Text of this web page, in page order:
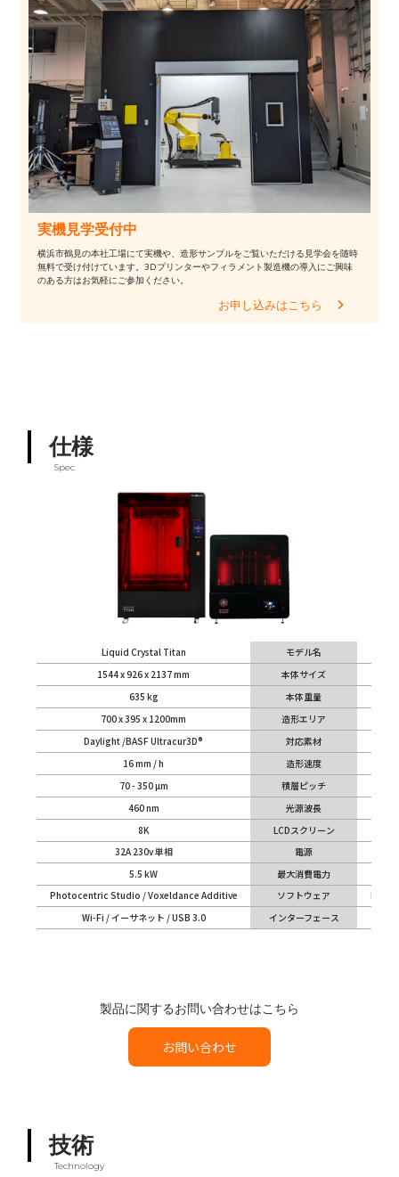
実機見学受付中
横浜市鶴見の本社工場にて実機や、造形サンプルをご覧いただける見学会を随時
無料で受け付けています。3Dプリンターやフィラメント製造機の導入にご興味
のある方はお気軽にご参加ください。
お申し込みはこちら 
仕様
Spec
Liquid Crystal Titan
モデル名
1544 x 926 x 2137 mm
本体サイズ
635 kg
本体重量
700 x 395 x 1200mm
造形エリア
Daylight /BASF Ultracur3D®
対応素材
16 mm / h
造形速度
70 - 350 µm
積層ピッチ
460 nm
光源波長
8K
LCDスクリーン
32A 230v 単相
電源
5.5 kW
最大消費電力
Photocentric Studio / Voxeldance Additive
ソフトウェア
Wi-Fi / イーサネット / USB 3.0
インターフェース
製品に関するお問い合わせはこちら
お問い合わせ
技術
Technology